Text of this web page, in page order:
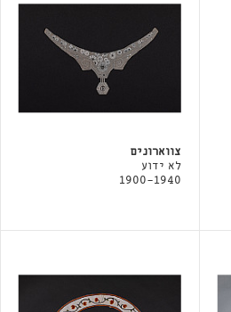
צווארונים
לא ידוע
1900-1940